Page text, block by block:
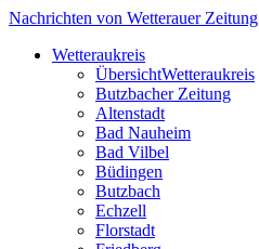
Nachrichten von Wetterauer Zeitung
Wetteraukreis
ÜbersichtWetteraukreis
Butzbacher Zeitung
Altenstadt
Bad Nauheim
Bad Vilbel
Büdingen
Butzbach
Echzell
Florstadt